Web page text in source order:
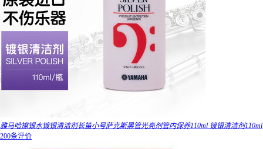
雅马哈擦银水镀银清洁剂长笛小号萨克斯黑管光亮剂管内保养110ml 镀银清洁剂110ml
200条评价